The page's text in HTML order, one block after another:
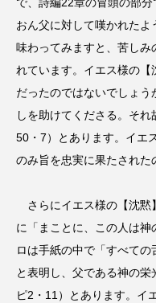
おん父に対して嘆かれた
味わってみますと、苦しみ
れています。イエス様の
だったのではないでしょ
しを助けてくださる。そ
50・7）とあります。イエ
のみ旨を忠実に果たされた
さらにイエス様の【沈黙
に「まことに、この人は
ロは手紙の中で「すべての
と表明し、父である神の
ピ2・11）とあります。イ